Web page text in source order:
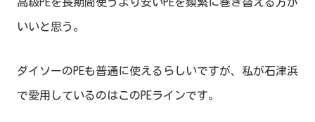
高級PEを長期間使うより安いPEを頻繁に巻き替える方が
いいと思う。
ダイソーのPEも普通に使えるらしいですが、私が石津浜
で愛用しているのはこのPEラインです。